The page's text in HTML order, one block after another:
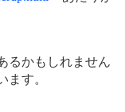
るかもしれません
ます。